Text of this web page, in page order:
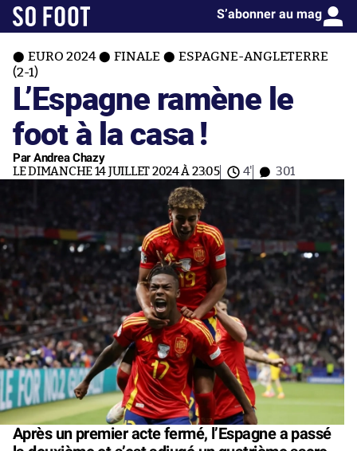
S’abonner au mag
EURO 2024 FINALE
ESPAGNE-ANGLETERRE
(2-1)
L’Espagne ramène le
foot à la casa !
Par Andrea Chazy
LE DIMANCHE 14 JUILLET 2024 À 23:05 4' 301
Après un premier acte fermé, l’Espagne a passé